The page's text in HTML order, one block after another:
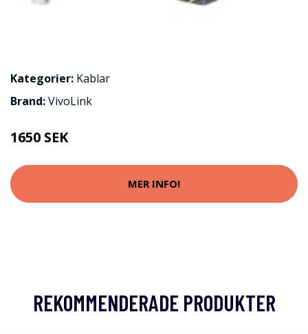
Kategorier: Kablar
Brand:VivoLink
1650 SEK
MER INFO!
REKOMMENDERADE PRODUKTER